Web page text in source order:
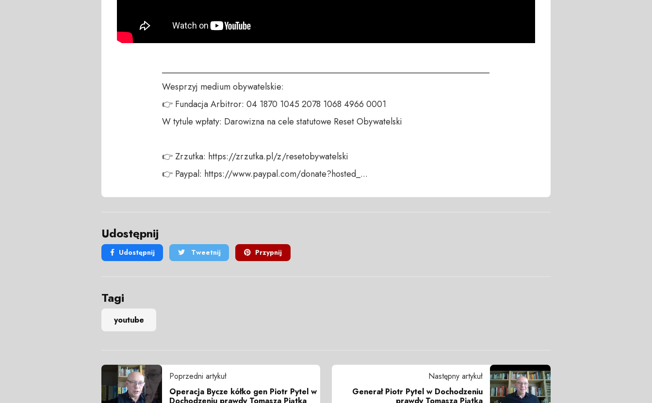
___________________________________________________________________________
Wesprzyj medium obywatelskie:
👉 Fundacja Arbitror: 04 1870 1045 2078 1068 4966 0001
W tytule wpłaty: Darowizna na cele statutowe Reset Obywatelski
👉 Zrzutka: https://zrzutka.pl/z/resetobywatelski
👉 Paypal: https://www.paypal.com/donate?hosted_...
Udostępnij
Udostępnij Tweetnij Przypnij
Tagi
youtube
Poprzedni artykuł
Operacja Bycze kółko gen Piotr Pytel w
Dochodzeniu prawdy Tomasza Piątka
Następny artykuł
Generał Piotr Pytel w Dochodzeniu
prawdy Tomasza Piątka